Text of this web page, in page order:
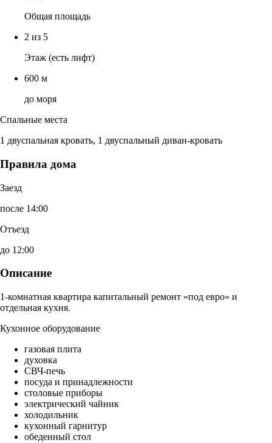
Общая площадь
2 из 5
Этаж (есть лифт)
600 м
до моря
Спальные места
1 двуспальная кровать, 1 двуспальный диван-кровать
Правила дома
Заезд
после 14:00
Отъезд
до 12:00
Описание
1-комнатная квартира капитальный ремонт «под евро» и
отдельная кухня.
Кухонное оборудование
газовая плита
духовка
СВЧ-печь
посуда и принадлежности
столовые приборы
электрический чайник
холодильник
кухонный гарнитур
обеденный стол